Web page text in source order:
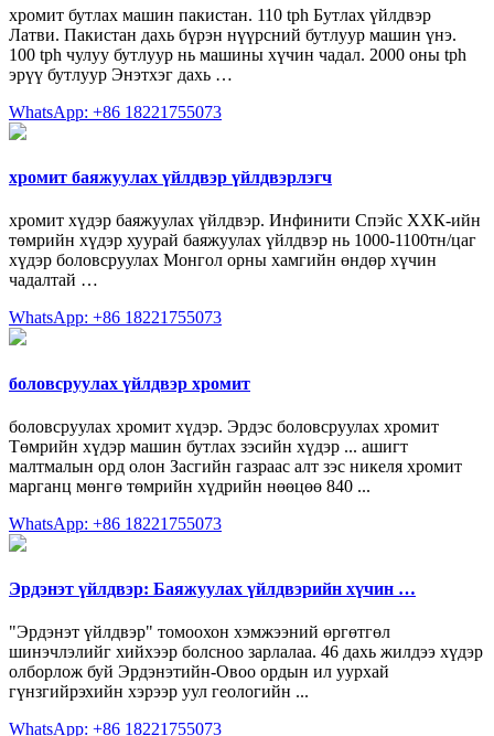
хромит бутлах машин пакистан. 110 tph Бутлах үйлдвэр
Латви. Пакистан дахь бүрэн нүүрсний бутлуур машин үнэ.
100 tph чулуу бутлуур нь машины хүчин чадал. 2000 оны tph
эрүү бутлуур Энэтхэг дахь …
WhatsApp: +86 18221755073
хромит баяжуулах үйлдвэр үйлдвэрлэгч
хромит хүдэр баяжуулах үйлдвэр. Инфинити Спэйс ХХК-ийн
төмрийн хүдэр хуурай баяжуулах үйлдвэр нь 1000-1100тн/цаг
хүдэр боловсруулах Монгол орны хамгийн өндөр хүчин
чадалтай …
WhatsApp: +86 18221755073
боловсруулах үйлдвэр хромит
боловсруулах хромит хүдэр. Эрдэс боловсруулах хромит
Төмрийн хүдэр машин бутлах зэсийн хүдэр ... ашигт
малтмалын орд олон Засгийн газраас алт зэс никеля хромит
марганц мөнгө төмрийн хүдрийн нөөцөө 840 ...
WhatsApp: +86 18221755073
Эрдэнэт үйлдвэр: Баяжуулах үйлдвэрийн хүчин …
"Эрдэнэт үйлдвэр" томоохон хэмжээний өргөтгөл
шинэчлэлийг хийхээр болсноо зарлалаа. 46 дахь жилдээ хүдэр
олборлож буй Эрдэнэтийн-Овоо ордын ил уурхай
гүнзгийрэхийн хэрээр уул геологийн ...
WhatsApp: +86 18221755073